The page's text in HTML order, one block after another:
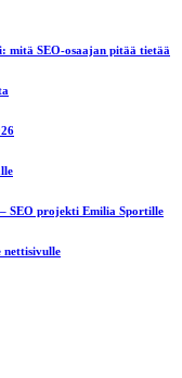
mitä SEO-osaajan pitää tietää
SEO projekti Emilia Sportille
nettisivulle